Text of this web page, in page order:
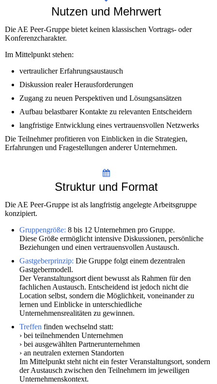
Nutzen und Mehrwert
Die AE Peer-Gruppe bietet keinen klassischen Vortrags- oder
Konferenzcharakter.
Im Mittelpunkt stehen:
vertraulicher Erfahrungsaustausch
Diskussion realer Herausforderungen
Zugang zu neuen Perspektiven und Lösungsansätzen
Aufbau belastbarer Kontakte zu relevanten Entscheidern
langfristige Entwicklung eines vertrauensvollen Netzwerks
Die Teilnehmer profitieren von Einblicken in die Strategien,
Erfahrungen und Fragestellungen anderer Unternehmen.
Struktur und Format
Die AE Peer-Gruppe ist als langfristig angelegte Arbeitsgruppe
konzipiert.
Gruppengröße: 8 bis 12 Unternehmen pro Gruppe.
Diese Größe ermöglicht intensive Diskussionen, persönliche
Beziehungen und einen vertrauensvollen Austausch.
Gastgeberprinzip: Die Gruppe folgt einem dezentralen
Gastgebermodell.
Der Veranstaltungsort dient bewusst als Rahmen für den
fachlichen Austausch. Entscheidend ist jedoch nicht die
Location selbst, sondern die Möglichkeit, voneinander zu
lernen und Einblicke in unterschiedliche
Unternehmensrealitäten zu gewinnen.
Treffen finden wechselnd statt:
› bei teilnehmenden Unternehmen
› bei ausgewählten Partnerunternehmen
› an neutralen externen Standorten
Im Mittelpunkt steht nicht ein fester Veranstaltungsort, sondern
der Austausch zwischen den Teilnehmern im jeweiligen
Unternehmenskontext.